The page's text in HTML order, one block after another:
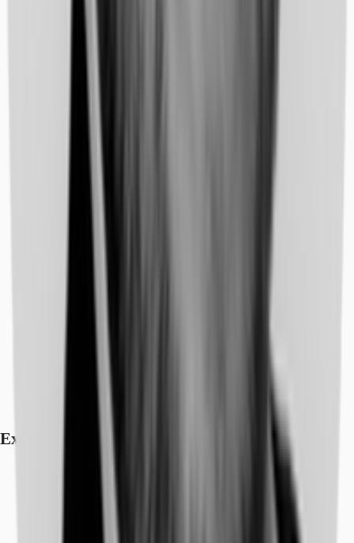
Exposé herunterladen